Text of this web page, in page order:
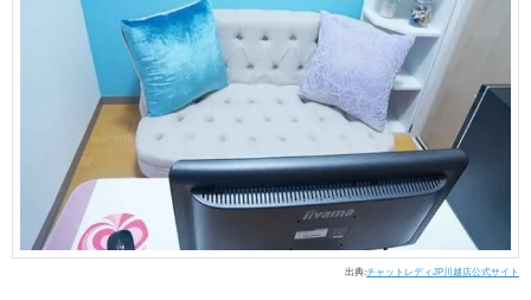
出典:チャットレディJP川越店公式サイト